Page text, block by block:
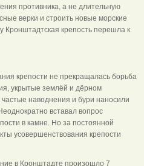
противника, а не длительную
верки и строить новые морские
Кронштадтская крепость перешла к
крепости не прекращалась борьба
укрытые землёй и дёрном
наводнения и бури наносили
вставал вопрос
в камне. Но за постоянной
усовершенствования крепости
в Кронштадте произошло 7